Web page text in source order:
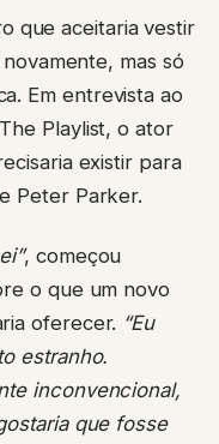
que aceitaria vestir
mas só
Em entrevista ao
Playlist, o ator
existir para
Peter Parker.
, começou
o que um novo
oferecer. “Eu
estranho.
inconvencional,
que fosse